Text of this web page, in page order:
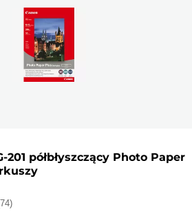
201 półbłyszczący Photo Paper